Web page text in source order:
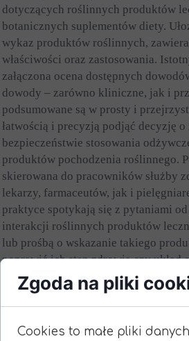
dotyczących roślinnych produktów
botanicznych suplementów diety.
wykaz produktów roślinnych,
właściwości oraz zastosowania.
załączona ocena dostępnych
dowody – zarówno kliniczne, jak i
podsumowane są w prosty i
łatwością i precyzją podjąć decyzję o
bezpieczeństwie stosowania
produktów pochodzenia roślinnego.
skierowana do pracowników służby
lekarzy, farmaceutów, jak i
praktyce spotykają się z pytaniami
interakcji roślinnych produktów
lub prośbą o wskazanie takiego
poprawić ich stan zdrowia czy układ
względu na swój walor edukacyjny
przydatna studentom kierunków
okołomedycznych.
Zgoda na pliki
Cookies to małe pliki